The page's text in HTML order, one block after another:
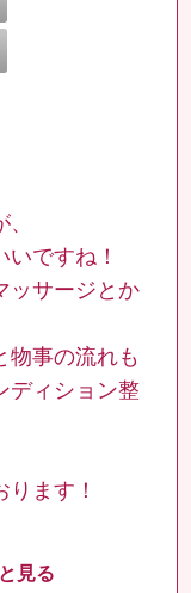
ですね！
ッサージとか
物事の流れも
ディション整
ます！
見る